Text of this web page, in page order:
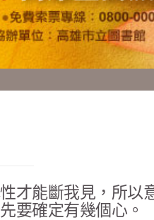
才能斷我見，所以
要確定有幾個心。